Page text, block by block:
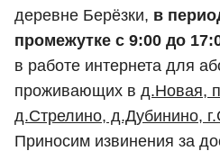
деревне Берёзки, в
промежутке с 9:00 до
в работе интернета для
проживающих в д.Новая,
д.Стрелино, д.Дубинино,
Приносим извинения за